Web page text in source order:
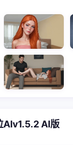
AIv1.5.2 AI版